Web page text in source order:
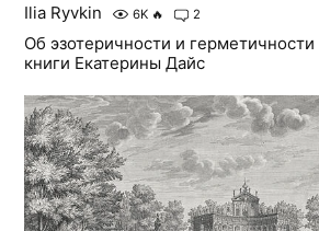
Ilia Ryvkin 6K 🔥 2
Об эзотеричности и герметичности
книги Екатерины Дайс